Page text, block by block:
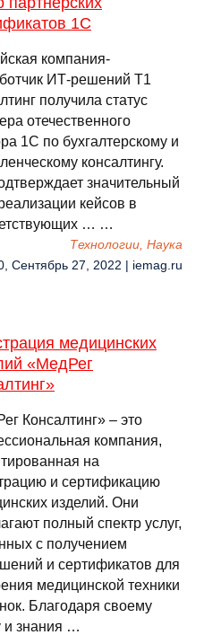
1С
компания-
ИТ-решений Т1
получила статус
отечественного
1С по бухгалтерскому и
консалтингу.
значительный
кейсов в
… …
Технологии, Наука
Сентябрь 27, 2022 | iemag.ru
медицинских
«МедРег
Консалтинг» – это
компания,
на
и сертификацию
изделий. Они
полный спектр услуг,
с получением
и сертификатов для
медицинской техники
Благодаря своему
и знания …